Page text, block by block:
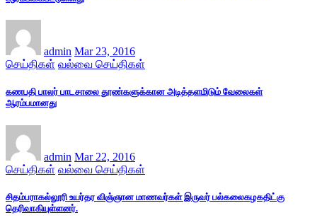
admin Mar 23, 2016
செய்திகள் வல்வை செய்திகள்
கணபதி பாலர் பாடசாலை தூண்களுக்கான அடித்தளமிடும் வேலைகள்
ஆரம்பமானது
admin Mar 22, 2016
செய்திகள் வல்வை செய்திகள்
சிதம்பராகல்லூரி உயர்தர விஞ்ஞான மாணவர்கள் இருவர் பல்கலைகழகதிட்கு
தெரிவாகியுள்ளனர்.